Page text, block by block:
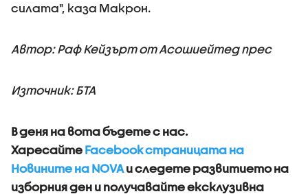
силата", каза Макрон.
Автор: Раф Кейзърт от Асошиейтед прес
Източник: БТА
В деня на вота бъдете с нас.
Харесайте Facebook страницата на
Новините на NOVA и следете развитието на
изборния ден и получавайте ексклузивна